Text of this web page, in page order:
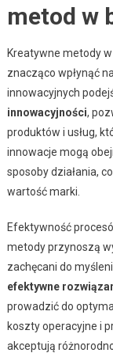
metod w
Kreatywne metody
znacząco wpłynąć
innowacyjnych
innowacyjności,
produktów i usług,
innowacje mogą
sposoby działania,
wartość marki.
Efektywność
metody przynoszą
zachęcani do
efektywne
prowadzić do
koszty operacyjne i
akceptują